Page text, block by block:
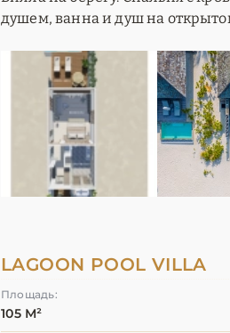
душем, ванна и душ на
LAGOON POOL VILLA
Площадь:
105 М²